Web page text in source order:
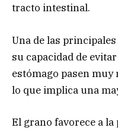
tracto intestinal.
Una de las
su capacidad de
estómago pasen
lo que implica una
El grano favorece a la